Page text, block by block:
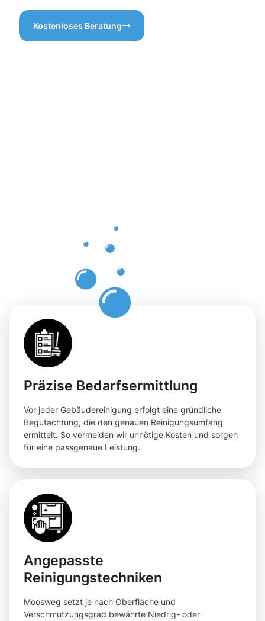
Kostenloses Beratung
Präzise Bedarfsermittlung
Vor jeder Gebäudereinigung erfolgt eine gründliche
Begutachtung, die den genauen Reinigungsumfang
ermittelt. So vermeiden wir unnötige Kosten und sorgen
für eine passgenaue Leistung.
Angepasste
Reinigungstechniken
Moosweg setzt je nach Oberfläche und
Verschmutzungsgrad bewährte Niedrig- oder